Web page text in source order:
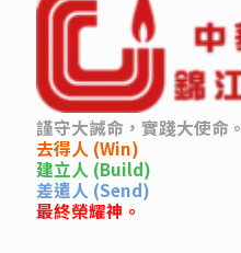
謹守大誡命，實踐大使命。
去得人 (Win)
建立人 (Build)
差遣人 (Send)
最終榮耀神。